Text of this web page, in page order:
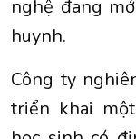
nghệ đang
huynh.
Công ty
triển khai